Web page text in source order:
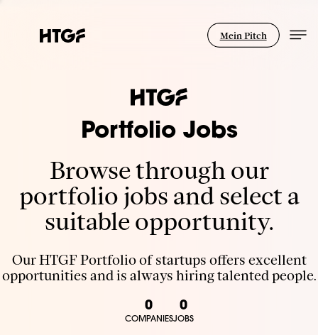
Mein Pitch
Portfolio Jobs
Browse through our
portfolio jobs and select a
suitable opportunity.
Our HTGF Portfolio of startups offers excellent
opportunities and is always hiring talented people.
0
COMPANIES
0
JOBS